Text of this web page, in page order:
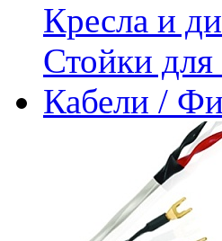
Кресла и
Стойки
Кабели /